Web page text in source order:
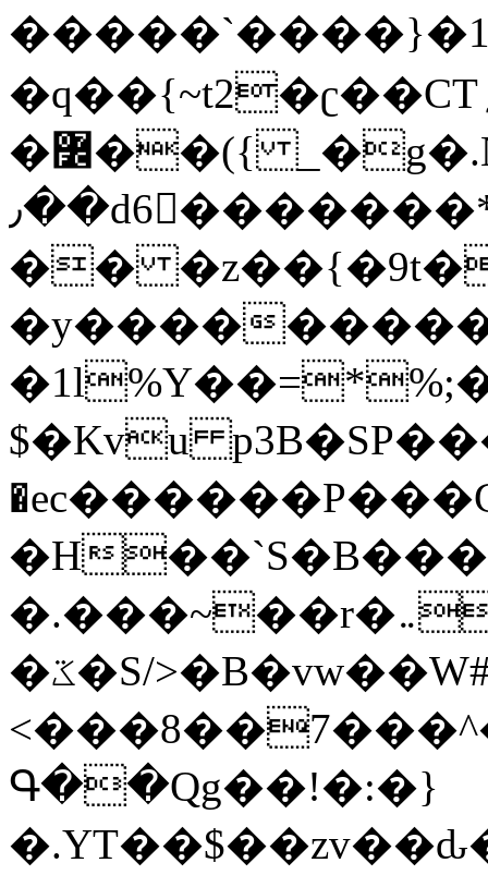
�q��{~t2�ʗ��CT؍���������{�~}ur����u�}o����(�:�j���=����{�۝Vo�An��J^��������M\M�'{{l�i
�߼��({ _�g�.Nfӻg����f7z91o^��̤^�>��2�`�:|#dk�{>�>>&�tsw�Nwo�?
٫��d6򆧇�������*��[|^]oo���NW~zz>�X&�u�=K?
��
�y����
$�Kvu
�H
�.���~��r�޼�}�܅�mؕWu���K}
�ػ�S/>�B�vw��W#�I��*]\W��)Ħ�1��fC}
Գ��Qg��!�:�}